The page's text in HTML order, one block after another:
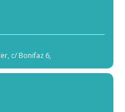
, c/ Bonifaz 6,